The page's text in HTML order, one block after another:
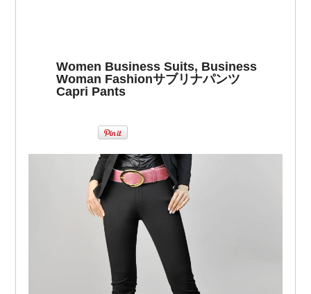
Women Business Suits, Business
Woman Fashionサブリナパンツ
Capri Pants